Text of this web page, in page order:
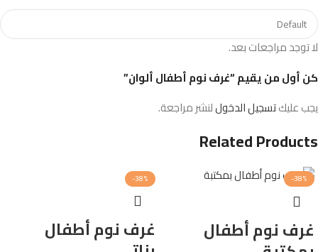
لا توجد مراجعات بعد.
كن أول من يقيم “غرف نوم أطفال ألوان”
يجب عليكتسجيل الدخوللنشر مراجعة.
Related Products
-38%
غرف نوم أطفال
-38%
غرف نوم أطفال